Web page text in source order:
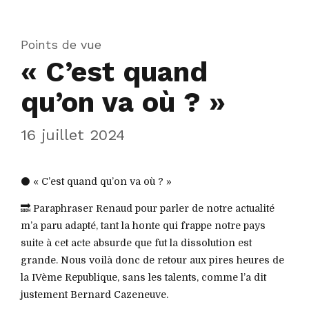
Points de vue
« C’est quand
qu’on va où ? »
16 juillet 2024
⚫️ « C’est quand qu’on va où ? »
🔜 Paraphraser Renaud pour parler de notre actualité
m’a paru adapté, tant la honte qui frappe notre pays
suite à cet acte absurde que fut la dissolution est
grande. Nous voilà donc de retour aux pires heures de
la IVème Republique, sans les talents, comme l’a dit
justement Bernard Cazeneuve.